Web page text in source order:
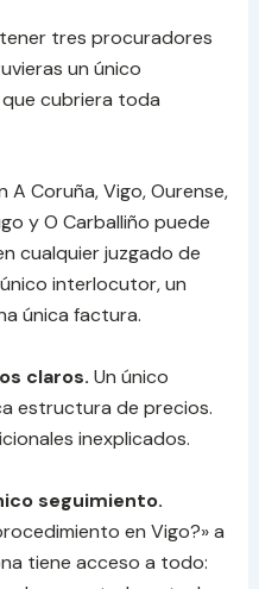
tres procuradores
un único
cubriera toda
Coruña, Vigo, Ourense,
y O Carballiño puede
cualquier juzgado de
interlocutor, un
única factura.
claros. Un único
estructura de precios.
inexplicados.
seguimiento.
en Vigo?» a
tiene acceso a todo: